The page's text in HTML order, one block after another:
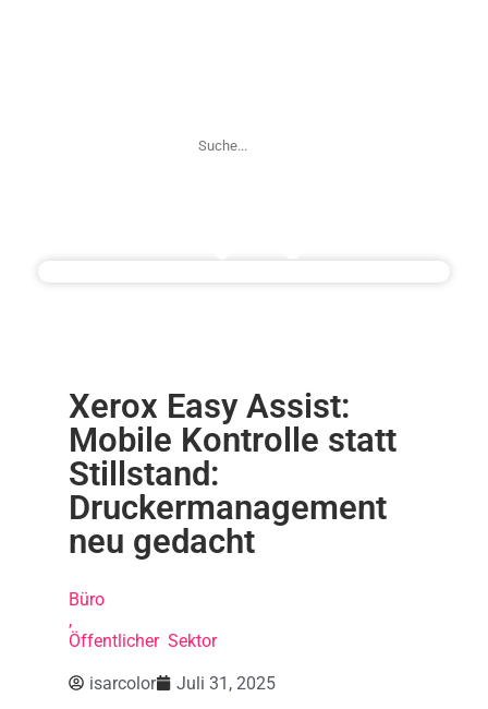
Xerox Easy Assist:
Mobile Kontrolle statt
Stillstand:
Druckermanagement
neu gedacht
Büro
,
Öffentlicher Sektor
isarcolor Juli 31, 2025